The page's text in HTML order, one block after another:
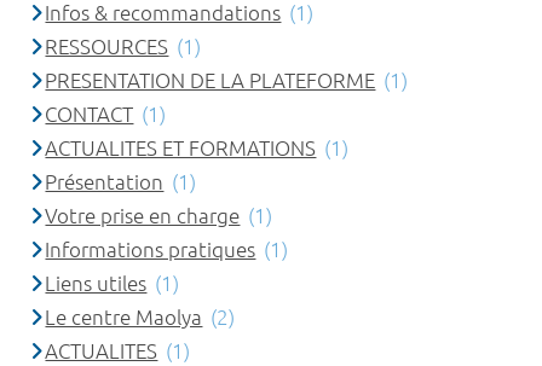
Infos & recommandations (1)
RESSOURCES (1)
PRESENTATION DE LA PLATEFORME (1)
CONTACT (1)
ACTUALITES ET FORMATIONS (1)
Présentation (1)
Votre prise en charge (1)
Informations pratiques (1)
Liens utiles (1)
Le centre Maolya (2)
ACTUALITES (1)